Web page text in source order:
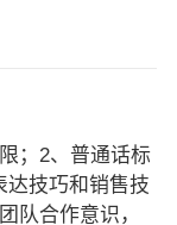
；2、普通话标
达技巧和销售技
队合作意识，